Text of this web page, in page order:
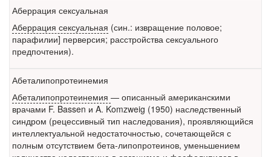
Аберрация сексуальная
Аберрация сексуальная (син.: извращение половое;
парафилии] перверсия; расстройства сексуального
предпочтения).
Абеталипопротеинемия
Абеталипопротеинемия — описанный американскими
врачами F. Bassen и A. Komzweig (1950) наследственный
синдром (рецессивный тип наследования), проявляющийся
интеллектуальной недостаточностью, сочетающейся с
полным отсутствием бета-липопротеинов, уменьшением